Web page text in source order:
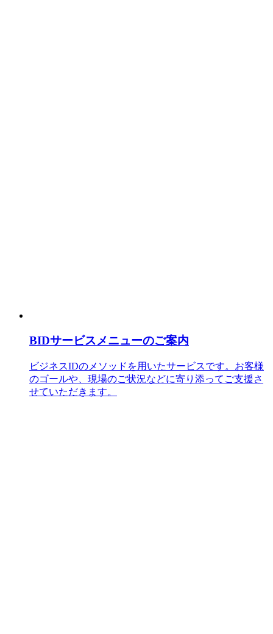
BIDサービスメニューのご案内
ビジネスIDのメソッドを用いたサービスです。お客様
のゴールや、現場のご状況などに寄り添ってご支援さ
せていただきます。